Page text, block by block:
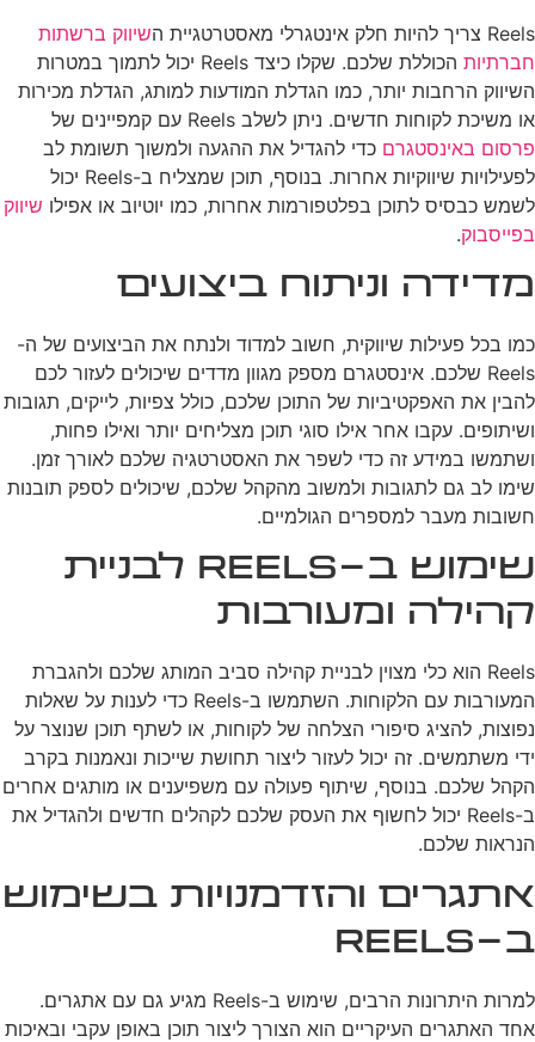
Reels צריך להיות חלק אינטגרלי מאסטרטגיית ה
שיווק ברשתות
חברתיות
הכוללת שלכם. שקלו כיצד Reels יכול לתמוך במטרות
השיווק הרחבות יותר, כמו הגדלת המודעות למותג, הגדלת מכירות
או משיכת לקוחות חדשים. ניתן לשלב Reels עם קמפיינים של
פרסום באינסטגרם כדי להגדיל את ההגעה ולמשוך תשומת לב
לפעילויות שיווקיות אחרות. בנוסף, תוכן שמצליח ב-Reels יכול
לשמש כבסיס לתוכן בפלטפורמות אחרות, כמו יוטיוב או אפילו שיווק
בפייסבוק.
מדידה וניתוח ביצועים
כמו בכל פעילות שיווקית, חשוב למדוד ולנתח את הביצועים של ה-
Reels שלכם. אינסטגרם מספק מגוון מדדים שיכולים לעזור לכם
להבין את האפקטיביות של התוכן שלכם, כולל צפיות, לייקים, תגובות
ושיתופים. עקבו אחר אילו סוגי תוכן מצליחים יותר ואילו פחות,
ושתמשו במידע זה כדי לשפר את האסטרטגיה שלכם לאורך זמן.
שימו לב גם לתגובות ולמשוב מהקהל שלכם, שיכולים לספק תובנות
חשובות מעבר למספרים הגולמיים.
שימוש ב-Reels לבניית
קהילה ומעורבות
Reels הוא כלי מצוין לבניית קהילה סביב המותג שלכם ולהגברת
המעורבות עם הלקוחות. השתמשו ב-Reels כדי לענות על שאלות
נפוצות, להציג סיפורי הצלחה של לקוחות, או לשתף תוכן שנוצר על
ידי משתמשים. זה יכול לעזור ליצור תחושת שייכות ונאמנות בקרב
הקהל שלכם. בנוסף, שיתוף פעולה עם משפיענים או מותגים אחרים
ב-Reels יכול לחשוף את העסק שלכם לקהלים חדשים ולהגדיל את
הנראות שלכם.
אתגרים והזדמנויות בשימוש
ב-Reels
למרות היתרונות הרבים, שימוש ב-Reels מגיע גם עם אתגרים.
אחד האתגרים העיקריים הוא הצורך ליצור תוכן באופן עקבי ובאיכות